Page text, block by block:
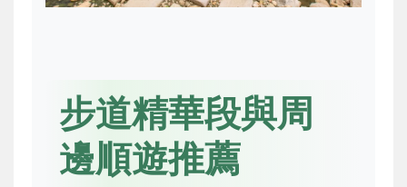
步道精華段與周
邊順遊推薦